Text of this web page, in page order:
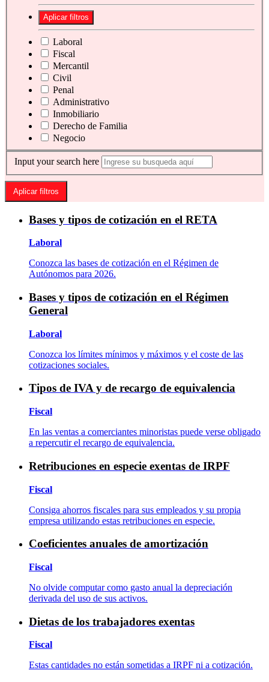
Laboral
Fiscal
Mercantil
Civil
Penal
Administrativo
Inmobiliario
Derecho de Familia
Negocio
Input your search here
Bases y tipos de cotización en el RETA
Laboral
Conozca las bases de cotización en el Régimen de
Autónomos para 2026.
Bases y tipos de cotización en el Régimen
General
Laboral
Conozca los límites mínimos y máximos y el coste de las
cotizaciones sociales.
Tipos de IVA y de recargo de equivalencia
Fiscal
En las ventas a comerciantes minoristas puede verse obligado
a repercutir el recargo de equivalencia.
Retribuciones en especie exentas de IRPF
Fiscal
Consiga ahorros fiscales para sus empleados y su propia
empresa utilizando estas retribuciones en especie.
Coeficientes anuales de amortización
Fiscal
No olvide computar como gasto anual la depreciación
derivada del uso de sus activos.
Dietas de los trabajadores exentas
Fiscal
Estas cantidades no están sometidas a IRPF ni a cotización.